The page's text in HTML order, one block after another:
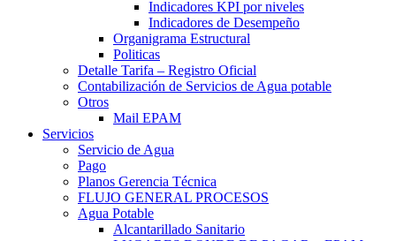
Indicadores KPI por niveles
Indicadores de Desempeño
Organigrama Estructural
Politicas
Detalle Tarifa – Registro Oficial
Contabilización de Servicios de Agua potable
Otros
Mail EPAM
Servicios
Servicio de Agua
Pago
Planos Gerencia Técnica
FLUJO GENERAL PROCESOS
Agua Potable
Alcantarillado Sanitario